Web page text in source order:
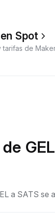
Spot
tarifas de
a SATS